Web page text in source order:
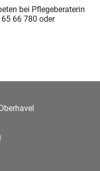
bei Pflegeberaterin
66 780 oder